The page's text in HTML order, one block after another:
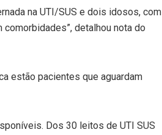
na UTI/SUS e dois idosos, com
detalhou nota do
estão pacientes que aguardam
Dos 30 leitos de UTI SUS